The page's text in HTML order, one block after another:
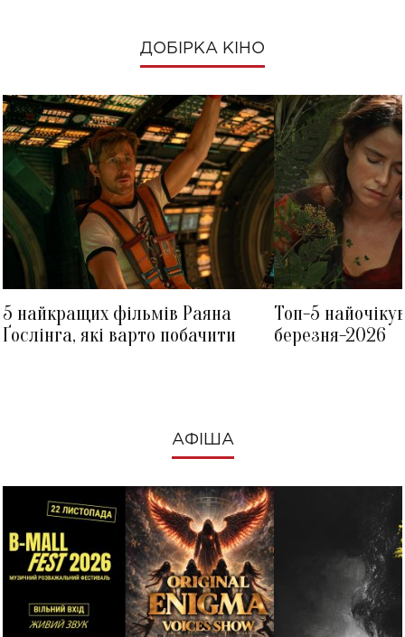
ДОБІРКА КІНО
5 найкращих фільмів Раяна
Ґослінга, які варто побачити
Топ-5
березня-2026
АФІША